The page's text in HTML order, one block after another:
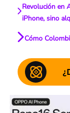
Revolución en
iPhone, sino
Cómo